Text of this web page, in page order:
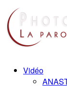
Vidéo